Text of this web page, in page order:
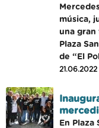
música,
una gran
Plaza
de “El
21.06.2022
En Plaza